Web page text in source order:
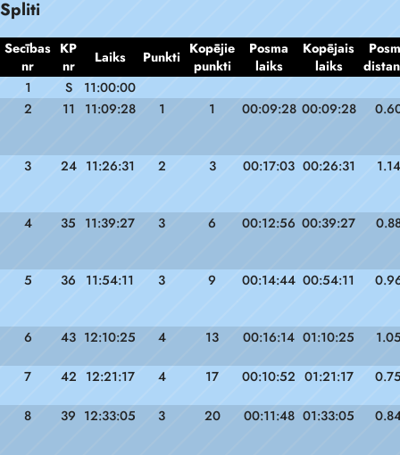
Spliti
Secības
nr
KP
nr
Laiks Punkti Kopējie
punkti
Posma
laiks
Kopējais
laiks
1
S
11:00:00
2
11 11:09:28 1 1 00:09:28 00:09:28
3 24 11:26:31 2 3 00:17:03 00:26:31 1.14
4 35 11:39:27 3 6 00:12:56 00:39:27
5 36 11:54:11 3 9 00:14:44 00:54:11
6 43 12:10:25 4 13 00:16:14 01:10:25
7 42 12:21:17 4 17 00:10:52 01:21:17
8 39 12:33:05 3 20 00:11:48 01:33:05